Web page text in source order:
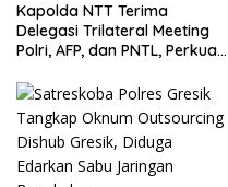
Kapolda NTT Terima
Delegasi Trilateral Meeting
Polri, AFP, dan PNTL, Perkuat
Perbatasan